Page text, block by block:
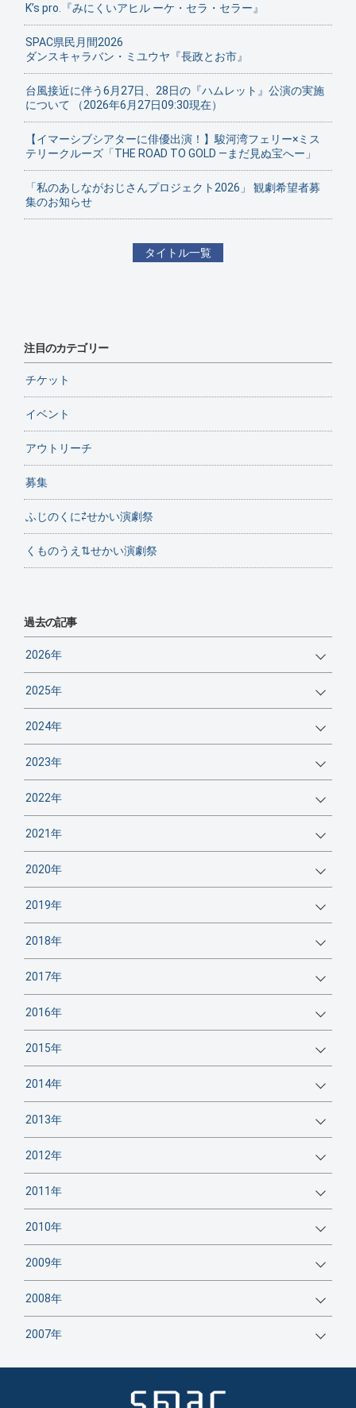
K’s pro.『みにくいアヒル ーケ・セラ・セラー』
SPAC県民月間2026
ダンスキャラバン・ミユウヤ『長政とお市』
台風接近に伴う6月27日、28日の『ハムレット』公演の実施
について （2026年6月27日09:30現在）
【イマーシブシアターに俳優出演！】駿河湾フェリー×ミス
テリークルーズ「THE ROAD TO GOLD ―まだ見ぬ宝へー」
「私のあしながおじさんプロジェクト2026」 観劇希望者募
集のお知らせ
タイトル一覧
注目のカテゴリー
チケット
イベント
アウトリーチ
募集
ふじのくに⇄せかい演劇祭
くものうえ⇅せかい演劇祭
過去の記事
2026年
2025年
2024年
2023年
2022年
2021年
2020年
2019年
2018年
2017年
2016年
2015年
2014年
2013年
2012年
2011年
2010年
2009年
2008年
2007年